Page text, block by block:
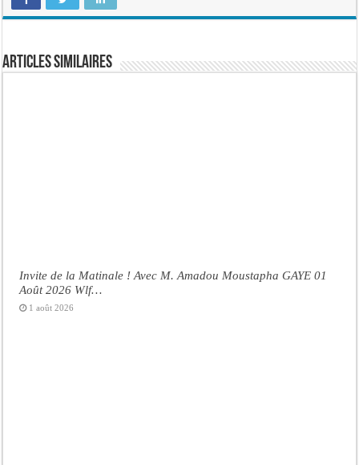
Articles similaires
Invite de la Matinale ! Avec M. Amadou Moustapha GAYE 01
Août 2026 Wlf…
1 août 2026